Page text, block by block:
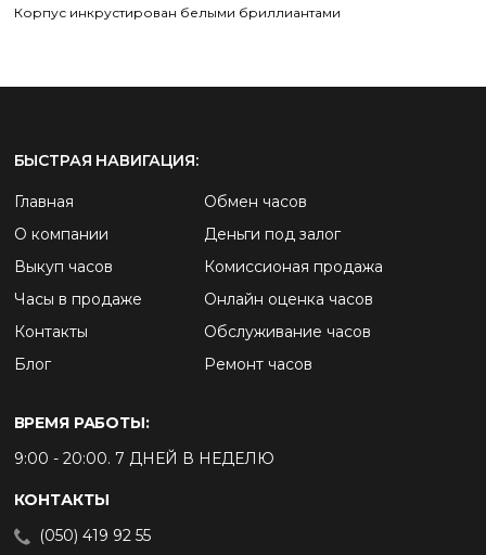
Корпус инкрустирован белыми бриллиантами
БЫСТРАЯ НАВИГАЦИЯ:
Главная
О компании
Выкуп часов
Часы в продаже
Контакты
Блог
Обмен часов
Деньги под залог
Комиссионая продажа
Онлайн оценка часов
Обслуживание часов
Ремонт часов
ВРЕМЯ РАБОТЫ:
9:00 - 20:00. 7 ДНЕЙ В НЕДЕЛЮ
КОНТАКТЫ
(050) 419 92 55